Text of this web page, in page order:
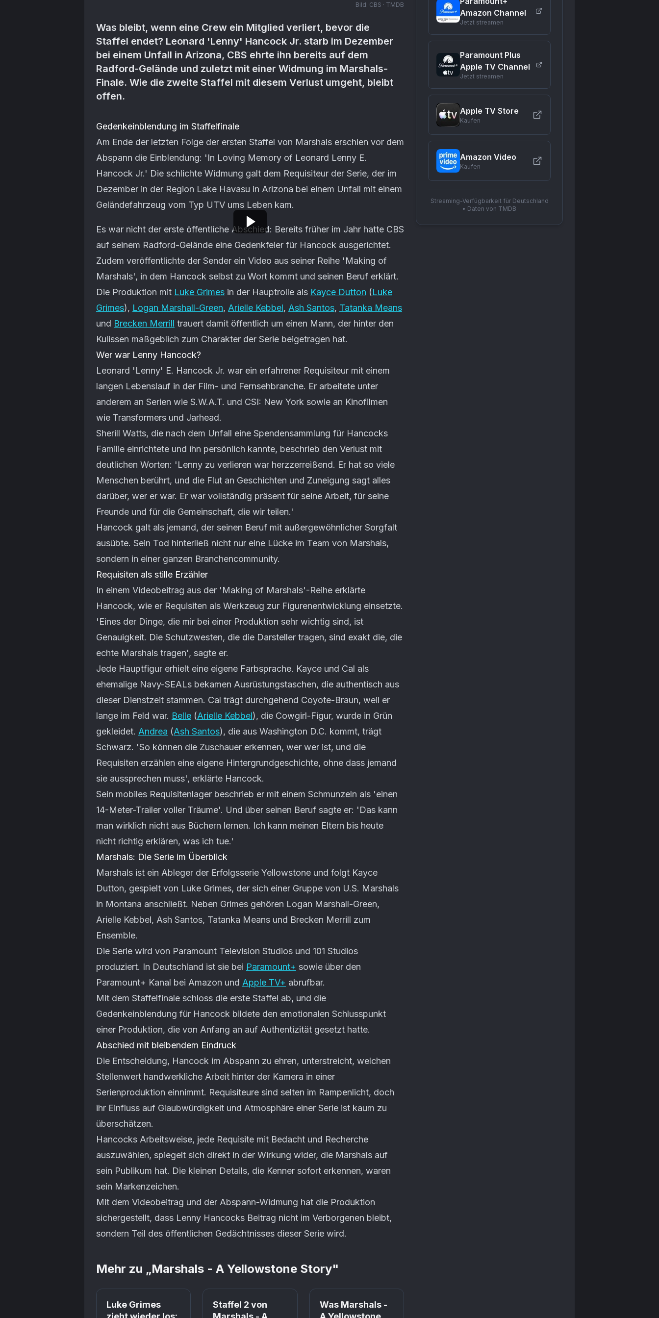
Bild: CBS · TMDB
Was bleibt, wenn eine Crew ein Mitglied verliert, bevor die
Staffel endet? Leonard 'Lenny' Hancock Jr. starb im Dezember
bei einem Unfall in Arizona, CBS ehrte ihn bereits auf dem
Radford-Gelände und zuletzt mit einer Widmung im Marshals-
Finale. Wie die zweite Staffel mit diesem Verlust umgeht, bleibt
offen.
Artikel-Inhalt
Gedenkeinblendung im Staffelfinale
Am Ende der letzten Folge der ersten Staffel von Marshals erschien vor dem
Abspann die Einblendung: 'In Loving Memory of Leonard Lenny E.
Hancock Jr.' Die schlichte Widmung galt dem Requisiteur der Serie, der im
Dezember in der Region Lake Havasu in Arizona bei einem Unfall mit einem
Geländefahrzeug vom Typ UTV ums Leben kam.
Es war nicht der erste öffentliche Abschied: Bereits früher im Jahr hatte CBS
auf seinem Radford-Gelände eine Gedenkfeier für Hancock ausgerichtet.
Zudem veröffentlichte der Sender ein Video aus seiner Reihe 'Making of
Marshals', in dem Hancock selbst zu Wort kommt und seinen Beruf erklärt.
Die Produktion mit Luke Grimes in der Hauptrolle als Kayce Dutton (Luke
Grimes), Logan Marshall-Green, Arielle Kebbel, Ash Santos, Tatanka Means
und Brecken Merrill trauert damit öffentlich um einen Mann, der hinter den
Kulissen maßgeblich zum Charakter der Serie beigetragen hat.
Wer war Lenny Hancock?
Leonard 'Lenny' E. Hancock Jr. war ein erfahrener Requisiteur mit einem
langen Lebenslauf in der Film- und Fernsehbranche. Er arbeitete unter
anderem an Serien wie S.W.A.T. und CSI: New York sowie an Kinofilmen
wie Transformers und Jarhead.
Sherill Watts, die nach dem Unfall eine Spendensammlung für Hancocks
Familie einrichtete und ihn persönlich kannte, beschrieb den Verlust mit
deutlichen Worten: 'Lenny zu verlieren war herzzerreißend. Er hat so viele
Menschen berührt, und die Flut an Geschichten und Zuneigung sagt alles
darüber, wer er war. Er war vollständig präsent für seine Arbeit, für seine
Freunde und für die Gemeinschaft, die wir teilen.'
Hancock galt als jemand, der seinen Beruf mit außergewöhnlicher Sorgfalt
ausübte. Sein Tod hinterließ nicht nur eine Lücke im Team von Marshals,
sondern in einer ganzen Branchencommunity.
Requisiten als stille Erzähler
In einem Videobeitrag aus der 'Making of Marshals'-Reihe erklärte
Hancock, wie er Requisiten als Werkzeug zur Figurenentwicklung einsetzte.
'Eines der Dinge, die mir bei einer Produktion sehr wichtig sind, ist
Genauigkeit. Die Schutzwesten, die die Darsteller tragen, sind exakt die, die
echte Marshals tragen', sagte er.
Jede Hauptfigur erhielt eine eigene Farbsprache. Kayce und Cal als
ehemalige Navy-SEALs bekamen Ausrüstungstaschen, die authentisch aus
dieser Dienstzeit stammen. Cal trägt durchgehend Coyote-Braun, weil er
lange im Feld war. Belle (Arielle Kebbel), die Cowgirl-Figur, wurde in Grün
gekleidet. Andrea (Ash Santos), die aus Washington D.C. kommt, trägt
Schwarz. 'So können die Zuschauer erkennen, wer wer ist, und die
Requisiten erzählen eine eigene Hintergrundgeschichte, ohne dass jemand
sie aussprechen muss', erklärte Hancock.
Sein mobiles Requisitenlager beschrieb er mit einem Schmunzeln als 'einen
14-Meter-Trailer voller Träume'. Und über seinen Beruf sagte er: 'Das kann
man wirklich nicht aus Büchern lernen. Ich kann meinen Eltern bis heute
nicht richtig erklären, was ich tue.'
Marshals: Die Serie im Überblick
Marshals ist ein Ableger der Erfolgsserie Yellowstone und folgt Kayce
Dutton, gespielt von Luke Grimes, der sich einer Gruppe von U.S. Marshals
in Montana anschließt. Neben Grimes gehören Logan Marshall-Green,
Arielle Kebbel, Ash Santos, Tatanka Means und Brecken Merrill zum
Ensemble.
Die Serie wird von Paramount Television Studios und 101 Studios
produziert. In Deutschland ist sie bei Paramount+ sowie über den
Paramount+ Kanal bei Amazon und Apple TV+ abrufbar.
Mit dem Staffelfinale schloss die erste Staffel ab, und die
Gedenkeinblendung für Hancock bildete den emotionalen Schlusspunkt
einer Produktion, die von Anfang an auf Authentizität gesetzt hatte.
Abschied mit bleibendem Eindruck
Die Entscheidung, Hancock im Abspann zu ehren, unterstreicht, welchen
Stellenwert handwerkliche Arbeit hinter der Kamera in einer
Serienproduktion einnimmt. Requisiteure sind selten im Rampenlicht, doch
ihr Einfluss auf Glaubwürdigkeit und Atmosphäre einer Serie ist kaum zu
überschätzen.
Hancocks Arbeitsweise, jede Requisite mit Bedacht und Recherche
auszuwählen, spiegelt sich direkt in der Wirkung wider, die Marshals auf
sein Publikum hat. Die kleinen Details, die Kenner sofort erkennen, waren
sein Markenzeichen.
Mit dem Videobeitrag und der Abspann-Widmung hat die Produktion
sichergestellt, dass Lenny Hancocks Beitrag nicht im Verborgenen bleibt,
sondern Teil des öffentlichen Gedächtnisses dieser Serie wird.
Mehr zu „Marshals - A Yellowstone Story"
Luke Grimes
Staffel 2 von
Was Marshals -
Amazon Channel
Jetzt streamen
Paramount Plus
Apple TV Channel
Jetzt streamen
Apple TV Store
Kaufen
Amazon Video
Kaufen
Streaming-Verfügbarkeit für Deutschland
• Daten von TMDB